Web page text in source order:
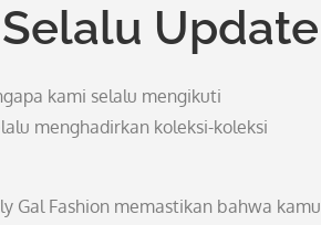
Update
kami selalu mengikuti
menghadirkan koleksi-koleksi
Gal Fashion memastikan bahwa kamu